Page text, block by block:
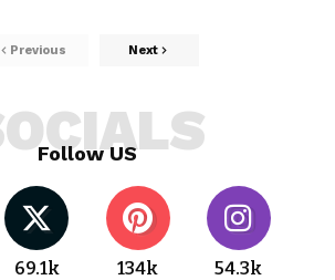
Previous Next
Follow US
69.1k 134k 54.3k